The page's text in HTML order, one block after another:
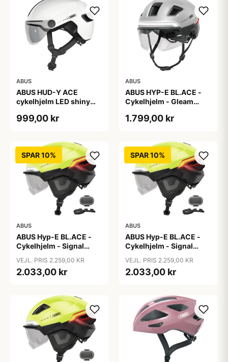
ABUS
ABUS HUD-Y ACE
cykelhjelm LED shiny
999,00 kr
ABUS
ABUS HYP-E BL.ACE -
Cykelhjelm - Gleam
1.799,00 kr
SPAR 10%
ABUS
ABUS Hyp-E BL.ACE -
Cykelhjelm - Signal
VEJL. PRIS 2.259,00 KR
2.033,00 kr
SPAR 10%
ABUS
ABUS Hyp-E BL.ACE -
Cykelhjelm - Signal
cm
VEJL. PRIS 2.259,00 KR
2.033,00 kr